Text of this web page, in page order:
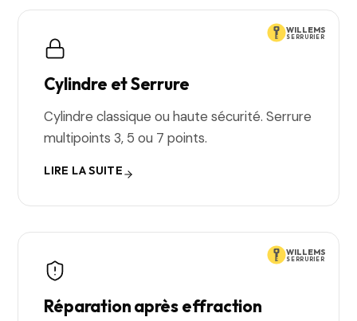
WILLEMS
SERRURIER
Cylindre et Serrure
Cylindre classique ou haute sécurité. Serrure
multipoints 3, 5 ou 7 points.
LIRE LA SUITE
WILLEMS
SERRURIER
Réparation après effraction